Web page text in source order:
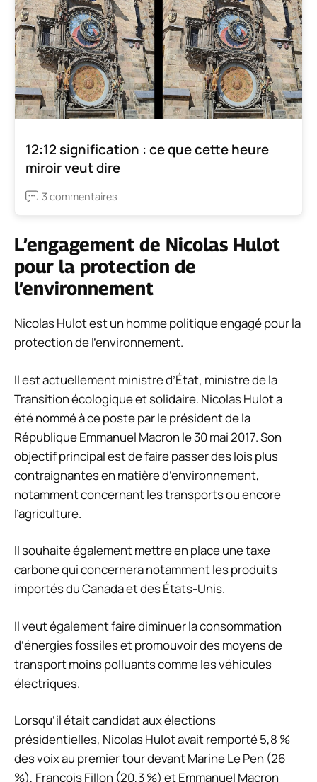
12:12 signification : ce que cette heure
miroir veut dire
3 commentaires
L’engagement de Nicolas Hulot
pour la protection de
l’environnement
Nicolas Hulot est un homme politique engagé pour la
protection de l’environnement.
Il est actuellement ministre d’État, ministre de la
Transition écologique et solidaire. Nicolas Hulot a
été nommé à ce poste par le président de la
République Emmanuel Macron le 30 mai 2017. Son
objectif principal est de faire passer des lois plus
contraignantes en matière d’environnement,
notamment concernant les transports ou encore
l’agriculture.
Il souhaite également mettre en place une taxe
carbone qui concernera notamment les produits
importés du Canada et des États-Unis.
Il veut également faire diminuer la consommation
d’énergies fossiles et promouvoir des moyens de
transport moins polluants comme les véhicules
électriques.
Lorsqu’il était candidat aux élections
présidentielles, Nicolas Hulot avait remporté 5,8 %
des voix au premier tour devant Marine Le Pen (26
%), François Fillon (20,3 %) et Emmanuel Macron